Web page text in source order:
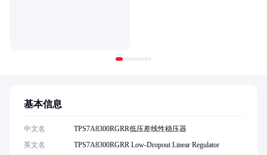
基本信息
中文名
TPS7A8300RGRR低压差线性稳压器
英文名
TPS7A8300RGRR Low-Dropout Linear Regulator